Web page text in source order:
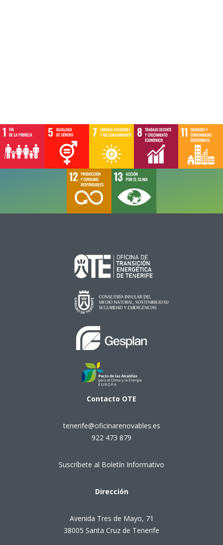
Contacto OTE
tenerife@oficinarenovables.es
922 473 879
Suscríbete al Boletín Informativo
Dirección
Avenida Tres de Mayo, 71
38005 Santa Cruz de Tenerife